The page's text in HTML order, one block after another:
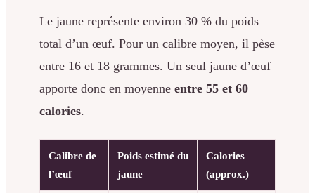
Le jaune représente environ 30 % du poids
total d’un œuf. Pour un calibre moyen, il pèse
entre 16 et 18 grammes. Un seul jaune d’œuf
apporte donc en moyenne entre 55 et 60
calories.
Calibre de
l’œuf
Poids estimé du
jaune
Calories
(approx.)